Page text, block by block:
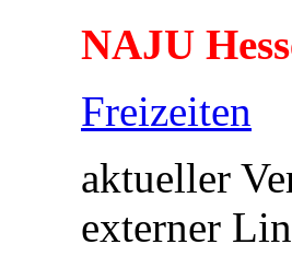
NAJU
Freizeiten
aktueller
externer